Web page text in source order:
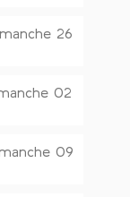
26
02
09